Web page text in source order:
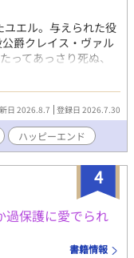
エル。与えられた役
爵クレイス・ヴァル
ってあっさり死ぬ、
会社の品質管理、異
いて生き延びる——そ
毒見する。お前は食う
が口をつけようとす
歳から毒を盛られ続
。だから食事に興味
か」と聞いた日、こ
分からないはずの人
の毒見が、いつのまに
毒見役と、死にたが
年齢・純愛です。 ※
掲載しています。
日 2026.8.7 登録日 2026.7.30
ハッピーエンド
4
過保護に愛でられ
書籍情報